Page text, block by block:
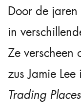
Door de jaren
in
Ze verscheen
zus Jamie
Trading Places